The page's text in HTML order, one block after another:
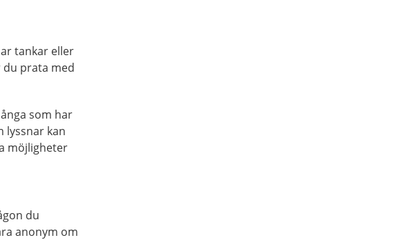
tankar eller
du prata med
som har
lyssnar kan
möjligheter
du
anonym om